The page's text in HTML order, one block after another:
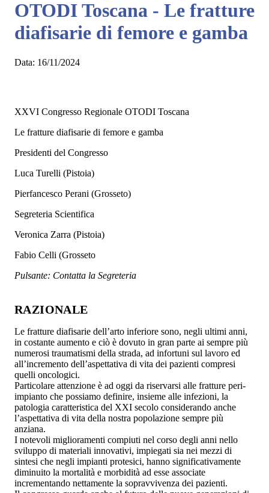
OTODI Toscana - Le fratture
diafisarie di femore e gamba
Data: 16/11/2024
XXVI Congresso Regionale OTODI Toscana
Le fratture diafisarie di femore e gamba
Presidenti del Congresso
Luca Turelli (Pistoia)
Pierfancesco Perani (Grosseto)
Segreteria Scientifica
Veronica Zarra (Pistoia)
Fabio Celli (Grosseto
Pulsante: Contatta la Segreteria
RAZIONALE
Le fratture diafisarie dell’arto inferiore sono, negli ultimi anni,
in costante aumento e ciò è dovuto in gran parte ai sempre più
numerosi traumatismi della strada, ad infortuni sul lavoro ed
all’incremento dell’aspettativa di vita dei pazienti compresi
quelli oncologici.
Particolare attenzione è ad oggi da riservarsi alle fratture peri-
impianto che possiamo definire, insieme alle infezioni, la
patologia caratteristica del XXI secolo considerando anche
l’aspettativa di vita della nostra popolazione sempre più
anziana.
I notevoli miglioramenti compiuti nel corso degli anni nello
sviluppo di materiali innovativi, impiegati sia nei mezzi di
sintesi che negli impianti protesici, hanno significativamente
diminuito la mortalità e morbidità ad esse associate
incrementando nettamente la sopravvivenza dei pazienti.